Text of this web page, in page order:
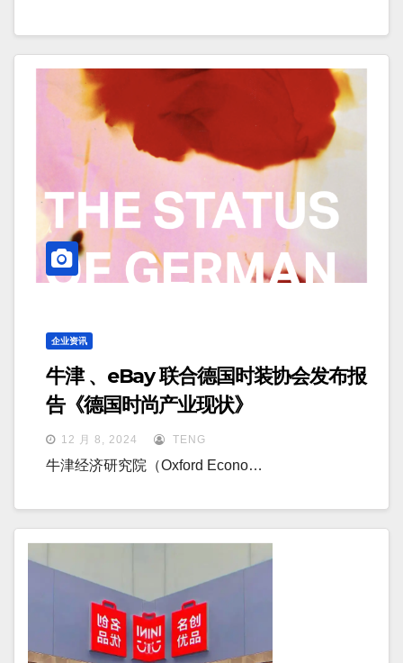
企业资讯
牛津 、eBay 联合德国时装协会发布报
告《德国时尚产业现状》
12 月 8, 2024 TENG
牛津经济研究院（Oxford Econo…